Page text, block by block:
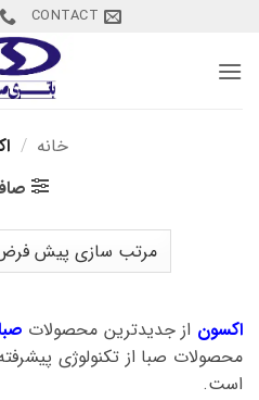
content
CONTACT
خانه /
اکسون از جدیدترین محصولات
محصولات صبا از تکنولوژی
است.